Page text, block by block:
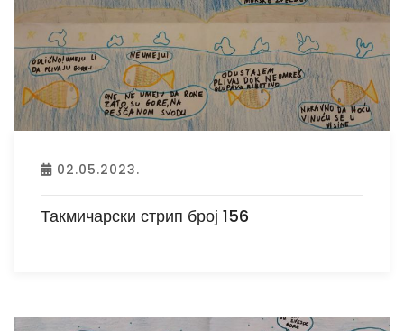
02.05.2023.
Такмичарски стрип број 156